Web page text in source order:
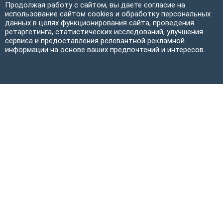
Продолжая работу с сайтом, вы даете согласие на
использование сайтом cookies и обработку персональных
данных в целях функционирования сайта, проведения
ретаргетинга, статистических исследований, улучшения
сервиса и предоставления релевантной рекламной
информации на основе ваших предпочтений и интересов.